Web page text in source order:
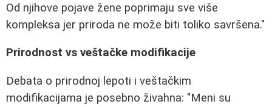
Od njihove pojave žene poprimaju sve više
kompleksa jer priroda ne može biti toliko savršena."
Prirodnost vs veštačke modifikacije
Debata o prirodnoj lepoti i veštačkim
modifikacijama je posebno živahna: "Meni su